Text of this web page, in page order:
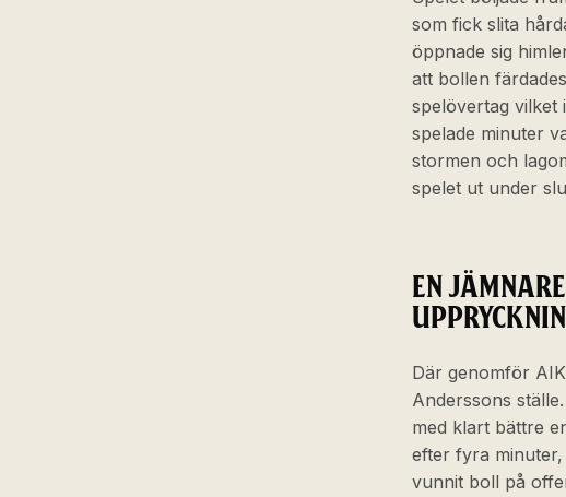
som fick slita
öppnade sig
att bollen
spelövertag vilket
spelade minuter
stormen och
spelet ut under
EN
Där genomför
Anderssons
med klart bättre
efter fyra
vunnit boll på